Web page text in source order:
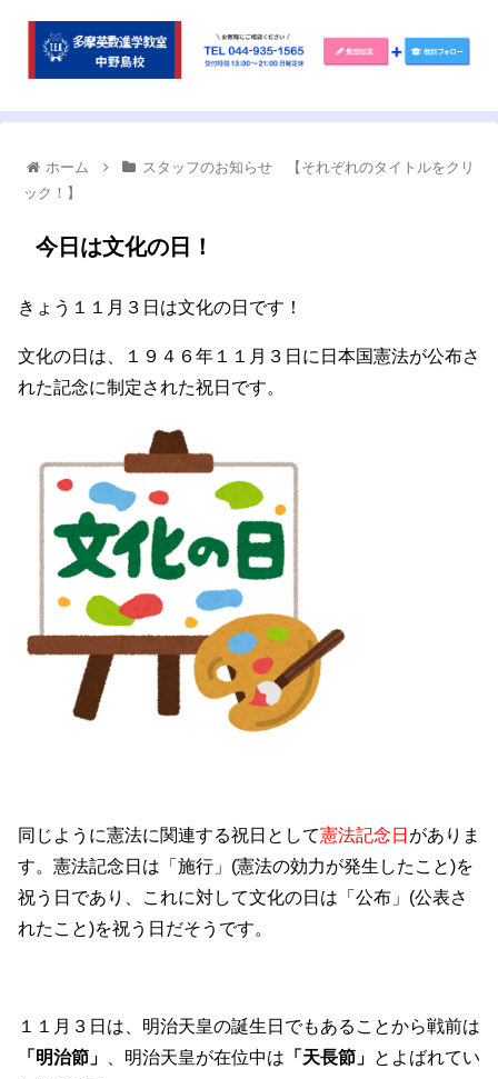
ホーム
スタッフのお知らせ 【それぞれのタイトルをクリ
ック！】
今日は文化の日！
きょう１１月３日は文化の日です！
文化の日は、１９４６年１１月３日に日本国憲法が公布さ
れた記念に制定された祝日です。
同じように憲法に関連する祝日として憲法記念日 がありま
す。憲法記念日は「施行」(憲法の効力が発生したこと)を
祝う日であり、これに対して文化の日は「公布」(公表さ
れたこと)を祝う日だそうです。
１１月３日は、明治天皇の誕生日でもあることから戦前は
「明治節」
、明治天皇が在位中は 「天長節」 とよばれてい